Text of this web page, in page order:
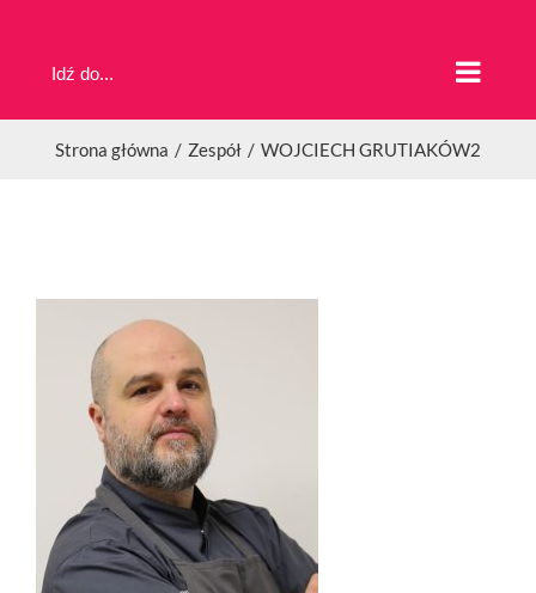
zawartości
Idź do...
Strona główna Zespół WOJCIECH GRUTIAKÓW2